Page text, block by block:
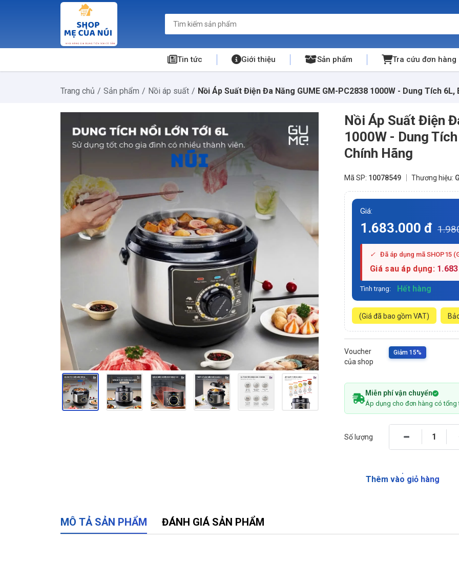
Tin tức Giới thiệu Sản phẩm Tra cứu đơn hàng
Trang chủ Sản phẩm Nồi áp suất Nồi Áp Suất Điện Đa Năng GUME GM-PC2838 1000W - Dung Tích
Nồi Áp Suất Điện
1000W - Dung
Chính Hãng
Mã SP: 10078549 Thương hiệu:
Giá:
1.683.000 đ
✓ Đã áp dụng mã SHOP15
Giá sau áp dụng:
Tình trạng: Hết hàng
(Giá đã bao gồm VAT)
Voucher
của shop
Giảm 15%
Miễn phí vận chuyển
Áp dụng cho đơn hàng có tổng
Số lượng
Thêm vào giỏ hàng
MÔ TẢ SẢN PHẨM ĐÁNH GIÁ SẢN PHẨM